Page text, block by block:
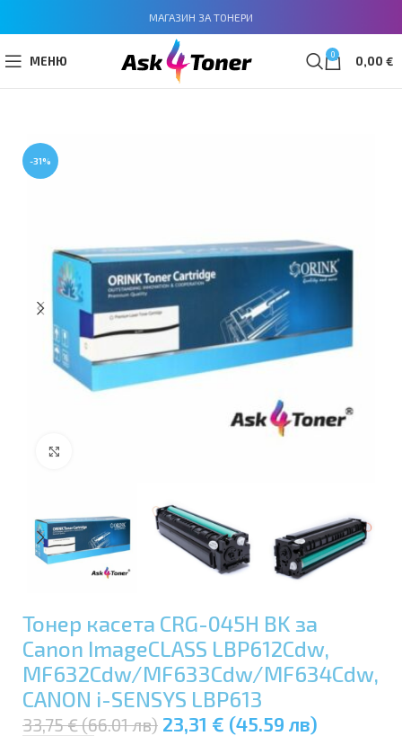
МАГАЗИН ЗА ТОНЕРИ
МЕНЮ 0 0,00 €
-31%
Тонер касета CRG-045H BK за
Canon ImageCLASS LBP612Cdw,
MF632Cdw/MF633Cdw/MF634Cdw,
CANON i-SENSYS LBP613
33,75 € (66.01 лв) 23,31 € (45.59 лв)